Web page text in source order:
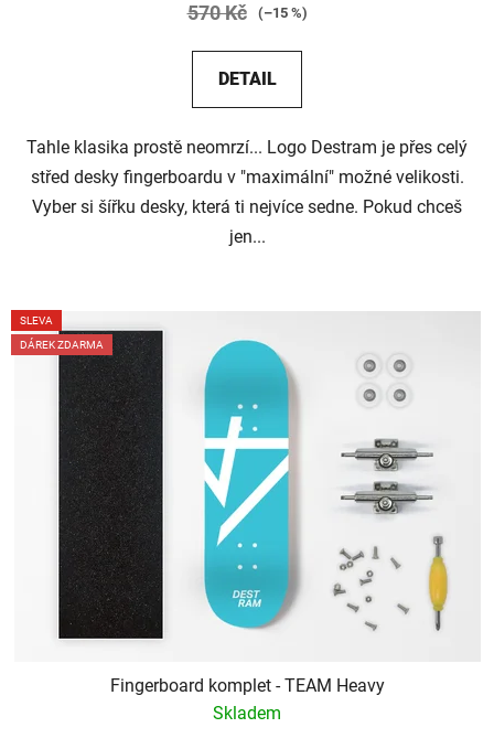
570 Kč (–15 %)
DETAIL
Tahle klasika prostě neomrzí... Logo Destram je přes celý
střed desky fingerboardu v "maximální" možné velikosti.
Vyber si šířku desky, která ti nejvíce sedne. Pokud chceš
jen...
SLEVA
DÁREK ZDARMA
Fingerboard komplet - TEAM Heavy
Skladem